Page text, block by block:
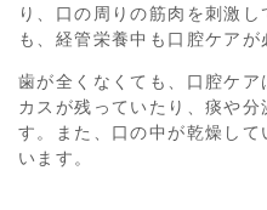
り、口の周りの筋肉を刺激
も、経管栄養中も口腔ケアが
歯が全くなくても、口腔ケ
カスが残っていたり、痰や
す。また、口の中が乾燥し
います。